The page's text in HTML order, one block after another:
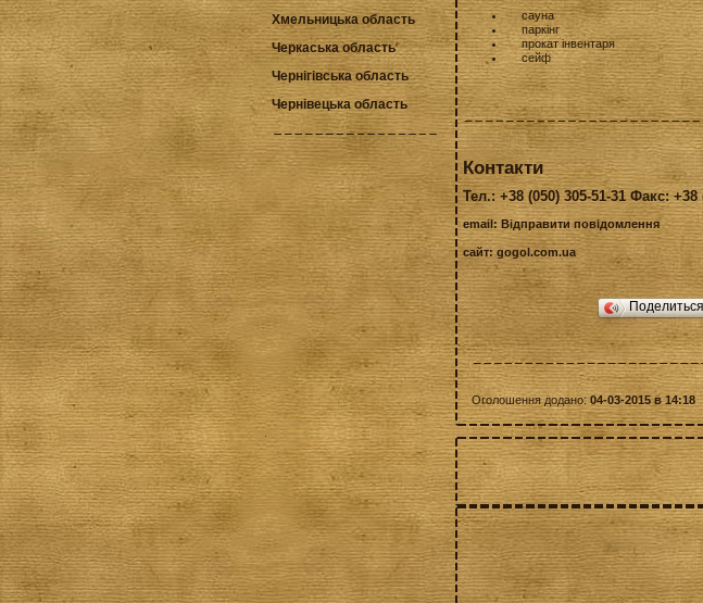
Хмельницька область
Черкаська область
Чернігівська область
Чернівецька область
сауна
паркінг
прокат інвентаря
сейф
Контакти
Тел.: +38 (050) 305-51-31 Факс: +38
email: Відправити повідомлення
сайт: gogol.com.ua
Оголошення додано: 04-03-2015 в 14:18